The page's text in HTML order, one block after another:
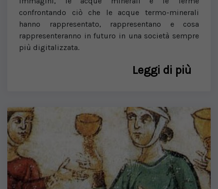
confrontando ciò che le acque termo-minerali
hanno rappresentato, rappresentano e cosa
rappresenteranno in futuro in una società sempre
più digitalizzata.
Leggi di più